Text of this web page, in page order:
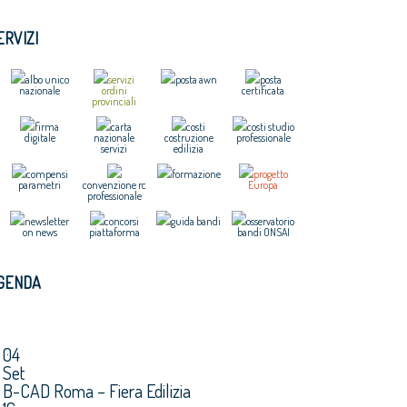
albo unico
nazionale
servizi
ordini
provinciali
posta awn
posta
certificata
firma
digitale
carta
nazionale
servizi
costi
costruzione
edilizia
costi studio
professionale
compensi
parametri
convenzione rc
professionale
formazione
progetto
Europa
newsletter
on news
concorsi
piattaforma
guida bandi
osservatorio
bandi ONSAI
04
Set
B-CAD Roma – Fiera Edilizia